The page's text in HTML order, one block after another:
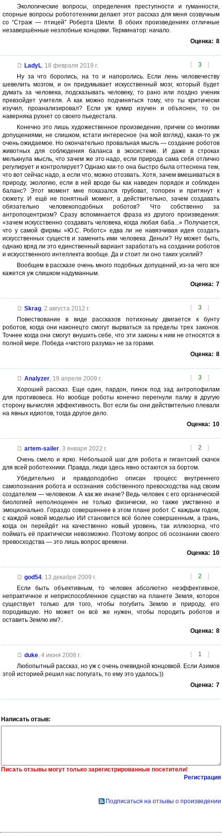
Экологические вопросы, определения преступности и гуманности,
спорные вопросы робототехники делают этот рассказ для меня созвучным
со “Страж — птицей” Роберта Шекли. В обоих произведениях отличные
незавершённые незлобные концовки. Терминатор: начало.
Оценка: 8
[ 3 ]
LadyL, 18 февраля 2019 г.
Ну за что боролись, на то и напоролись. Если лень человечеству
шевелить мозгом, и он придумывает искусственный мозг, который будет
думать за человека, подсказывать человеку, то рано или поздно ученик
превзойдет учителя. А как можно подчиняться тому, что ты критически
изучил, проанализировал? Если уж кумир изучен и объяснен, то он
наверняка рухнет со своего пьедестала.
Конечно это лишь художественное произведение, причем со многими
допущениями, не слишком, кстати интересное (на мой взгляд), какая-то уж
очень ожидаемое. Но окончательно провальная мысль — создание роботов
животных для соблюдения баланса в экосистеме. И даже в строках
мелькнула мысль, что зачем же это надо, если природа сама себя отлично
регулирует и контролирует? Однако как-то она быстро была оттеснена тем,
что вот сейчас надо, а если что, можно отозвать. Хотя, зачем вмешиваться в
природу, экологию, если в ней вроде бы как наведен порядок и соблюден
баланс? Этот момент мне показался грубоват, топорен и притянут к
сюжету. И ещё не понятный момент, а действительно, зачем создавать
обязательно человекоподобных роботов? Что собственно за
антропоцентризм? Сразу вспоминается фраза из другого произведения:
«зачем искусственно создавать человека, когда любая баба...» Получается,
что у самой фирмы «Ю.С. Роботс» едва ли не навязчивая идея создать
искусственных существ и заменить ими человека. Деньги? Ну может быть,
однако вряд ли это единственный вариант заработать на создании роботов
и искусственного интеллекта вообще. Да и стоит ли оно таких усилий?
Вообщем в рассказе очень много подобных допущений, из-за чего все
кажется уж слишком надуманным.
Оценка: 7
[ 3 ]
Skrag, 2 августа 2012 г.
Повествование в виде рассказов потихоньку двигается к бунту
роботов, когда они наконецто смогут вырваться за пределы трех законов.
Точнее когда они смогут внушить себе, что эти законы к ним не относятся в
полной мере. Победа «чистого разума» не за горами.
Оценка: 8
[ 3 ]
Analyzer, 19 апреля 2009 г.
Хороший рассказ. Еще один, пардон, пинок под зад антропофилам
для противовеса. Но вообще роботы конечно перегнули палку в другую
сторону вычисляя эффективность. Вот если бы они действительно плевали
на явных идиотов, тогда другое дело.
Оценка: 10
[ 2 ]
artem-sailer, 3 января 2022 г.
Очень смело и ярко. Небольшой шаг для робота и гигантский скачок
для всей роботехники. Правда, люди здесь явно остаются за бортом.
Убедительно и правдоподобно описан процесс внутреннего
самопознания робота и осознания собственного превосходства над своим
создателем — человеком. А как же иначе? Ведь человек с его органической
биологией неполноценен не только физически, но также умственно и
эмоционально. Гораздо совершеннее в этом плане робот. С каждым годом,
с каждой новой моделью ИИ становится всё более совершенным, а грань,
когда он перейдёт на качественно новый уровень, так иллюзорна, что
поймать её практически невозможно. Поэтому вопрос об осознании своего
превосходства — это лишь вопрос времени.
Оценка: 10
[ 2 ]
god54, 13 декабря 2009 г.
Если быть объективным, то человек абсолютно неэффективное,
непрактичное и неприспособленное существо на планете Земля, которое
существует только для того, чтобы погубить Землю и природу, его
породившую. Но может он всё же нужен, чтобы породить роботов и
оставить Землю им?..
Оценка: 8
[ 1 ]
duke, 4 июня 2008 г.
Любопытный рассказ, но уж с очень очевидной концовкой. Если Азимов
этой историей решил нас попугать, то ему это удалось:))
Оценка: 7
Написать отзыв:
Писать отзывы могут только зарегистрированные посетители!
Регистрация
Подписаться на отзывы о произведении